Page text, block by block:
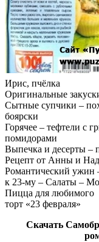
Ирис, пчёлка
Оригинальные
Сытные супчики –
боярски
Горячее – тефтели с
помидорами
Выпечка и десерты –
Рецепт от Анны и
Романтический ужин
к 23-му – Салаты –
Пицца для любимого
торт «23 февраля»
Скачать